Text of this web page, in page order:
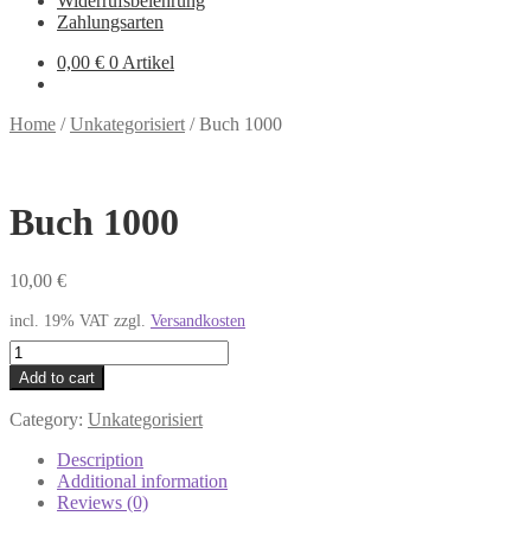
Zahlungsarten
0,00 € 0 Artikel
Home /Unkategorisiert /Buch 1000
Buch 1000
10,00 €
incl. 19% VAT zzgl. Versandkosten
Buch
1000
quantity
Add to cart
Category: Unkategorisiert
Description
Additional information
Reviews (0)